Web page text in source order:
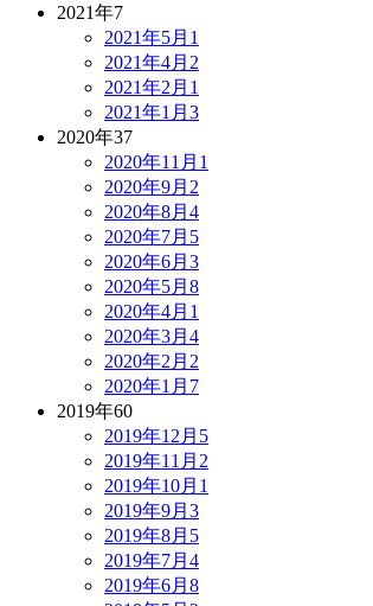
2021年7
2021年5月 1
2021年4月 2
2021年2月 1
2021年1月 3
2020年37
2020年11月 1
2020年9月 2
2020年8月 4
2020年7月 5
2020年6月 3
2020年5月 8
2020年4月 1
2020年3月 4
2020年2月 2
2020年1月 7
2019年60
2019年12月 5
2019年11月 2
2019年10月 1
2019年9月 3
2019年8月 5
2019年7月 4
2019年6月 8